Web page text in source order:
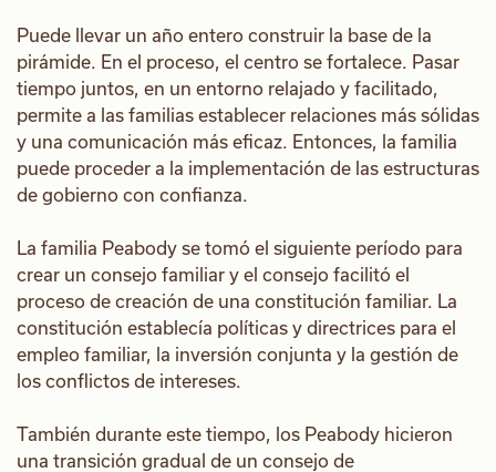
Puede llevar un año entero construir la base de la
pirámide. En el proceso, el centro se fortalece. Pasar
tiempo juntos, en un entorno relajado y facilitado,
permite a las familias establecer relaciones más sólidas
y una comunicación más eficaz. Entonces, la familia
puede proceder a la implementación de las estructuras
de gobierno con confianza.
La familia Peabody se tomó el siguiente período para
crear un consejo familiar y el consejo facilitó el
proceso de creación de una constitución familiar. La
constitución establecía políticas y directrices para el
empleo familiar, la inversión conjunta y la gestión de
los conflictos de intereses.
También durante este tiempo, los Peabody hicieron
una transición gradual de un consejo de